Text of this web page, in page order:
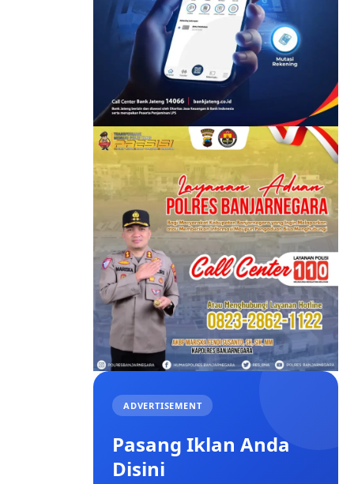
ADVERTISEMENT
Pasang Iklan Anda
Disini